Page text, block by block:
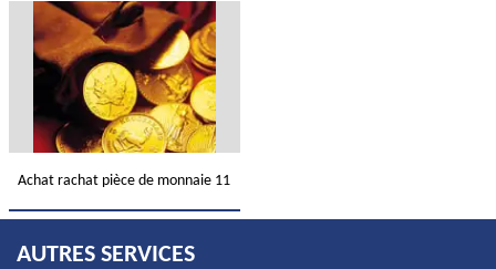
Achat rachat pièce de monnaie 11
AUTRES SERVICES